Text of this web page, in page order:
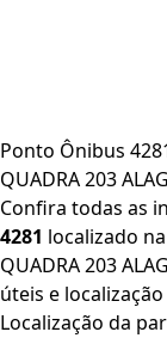
Ponto Ônibus
QUADRA 203
Confira todas as
4281 localizado na
QUADRA 203
úteis e
Localização da